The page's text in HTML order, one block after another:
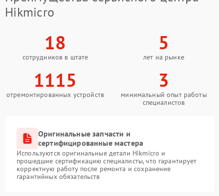
Hikmicro
18
сотрудников в штате
5
лет на рынке
1115
отремонтированных устройств
3
минимальный опыт работы
специалистов
Оригинальные запчасти и
сертифицированные мастера
Используются оригинальные детали Hikmicro и
прошедшие сертификацию специалисты, что гарантирует
корректную работу после ремонта и сохранение
гарантийных обязательств